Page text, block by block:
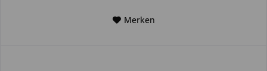
Merken